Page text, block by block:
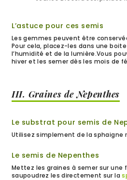
L’astuce pour ces semis
Les gemmes peuvent être
Pour cela, placez-les dans une
l’humidité et de la lumière.Vous
hiver et les semer dès les mois de
III. Graines de Nepenthes
Le substrat pour semis de
Utilisez simplement de la sphaigne
Le semis de Nepenthes
Mettez les graines à semer sur une
saupoudrez les directement sur la